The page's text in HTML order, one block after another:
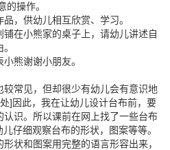
操作。
供幼儿相互欣赏、学习。
在小熊家的桌子上，请幼儿讲述自
熊谢谢小朋友。
常见，但却很少有幼儿会有意识地
]因此，我在让幼儿设计台布前，要
识。所以课前在网上找了一些台布
仔细观察台布的形状，图案等等。
状和图案用完整的语言形容出来，